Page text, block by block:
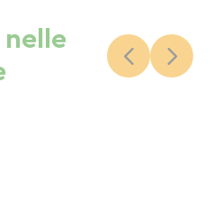
nelle